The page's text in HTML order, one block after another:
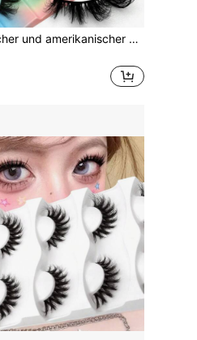
Europäischer und amerikanischer Stil Falsche Wimpern, dichte dicke Teufel Cartoon Wimpern, 3D natürliche flauschige übertriebene spitze Wimpernverlängerungen für die äußeren Augenwinkel, geeignet für tägliches Tragen, Party, Bühne und Feiertags-Make-up, multifunktionale falsche Wimpern